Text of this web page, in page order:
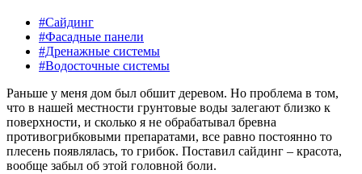
#Сайдинг
#Фасадные панели
#Дренажные системы
#Водосточные системы
Раньше у меня дом был обшит деревом. Но проблема в том,
что в нашей местности грунтовые воды залегают близко к
поверхности, и сколько я не обрабатывал бревна
противогрибковыми препаратами, все равно постоянно то
плесень появлялась, то грибок. Поставил сайдинг – красота,
вообще забыл об этой головной боли.